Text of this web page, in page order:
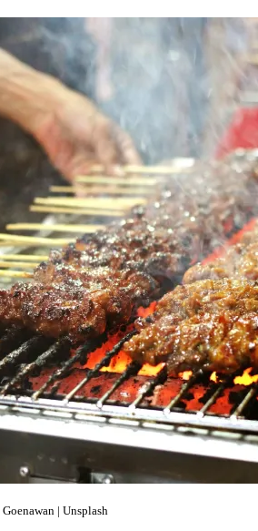
| Unsplash